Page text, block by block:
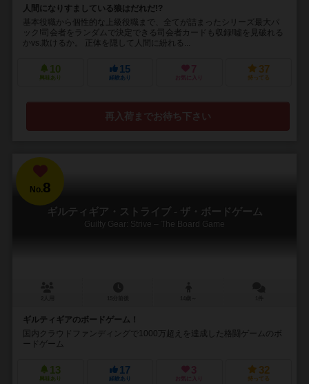
人間になりすましている狼はだれだ!?
基本役職から個性的な上級役職まで、全てが詰まったシリーズ最大パ
ック!司会者をランダムで決定できる司会者カードも収録!噓を見破れる
かvs.欺けるか。 正体を隠して人間に紛れる...
10
興味あり
15
経験あり
7
お気に入り
37
持ってる
再入荷までお待ち下さい
No.8
ギルティギア・ストライブ - ザ・ボードゲーム
Guilty Gear: Strive – The Board Game
ギルティギアのボードゲーム！
国内クラウドファンディングで1000万超えを達成した格闘ゲームのボ
ードゲーム
13
興味あり
17
経験あり
3
お気に入り
32
持ってる